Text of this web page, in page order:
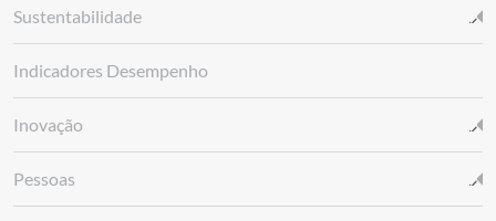
Sustentabilidade
Indicadores Desempenho
Inovação
Pessoas